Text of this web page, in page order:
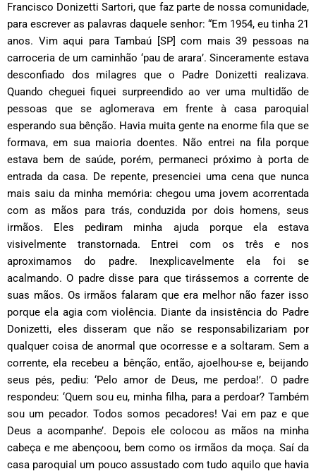
Francisco Donizetti Sartori, que faz parte de nossa comunidade,
para escrever as palavras daquele senhor: “Em 1954, eu tinha 21
anos. Vim aqui para Tambaú [SP] com mais 39 pessoas na
carroceria de um caminhão ‘pau de arara’. Sinceramente estava
desconfiado dos milagres que o Padre Donizetti realizava.
Quando cheguei fiquei surpreendido ao ver uma multidão de
pessoas que se aglomerava em frente à casa paroquial
esperando sua bênção. Havia muita gente na enorme fila que se
formava, em sua maioria doentes. Não entrei na fila porque
estava bem de saúde, porém, permaneci próximo à porta de
entrada da casa. De repente, presenciei uma cena que nunca
mais saiu da minha memória: chegou uma jovem acorrentada
com as mãos para trás, conduzida por dois homens, seus
irmãos. Eles pediram minha ajuda porque ela estava
visivelmente transtornada. Entrei com os três e nos
aproximamos do padre. Inexplicavelmente ela foi se
acalmando. O padre disse para que tirássemos a corrente de
suas mãos. Os irmãos falaram que era melhor não fazer isso
porque ela agia com violência. Diante da insistência do Padre
Donizetti, eles disseram que não se responsabilizariam por
qualquer coisa de anormal que ocorresse e a soltaram. Sem a
corrente, ela recebeu a bênção, então, ajoelhou-se e, beijando
seus pés, pediu: ‘Pelo amor de Deus, me perdoa!’. O padre
respondeu: ‘Quem sou eu, minha filha, para a perdoar? Também
sou um pecador. Todos somos pecadores! Vai em paz e que
Deus a acompanhe’. Depois ele colocou as mãos na minha
cabeça e me abençoou, bem como os irmãos da moça. Saí da
casa paroquial um pouco assustado com tudo aquilo que havia